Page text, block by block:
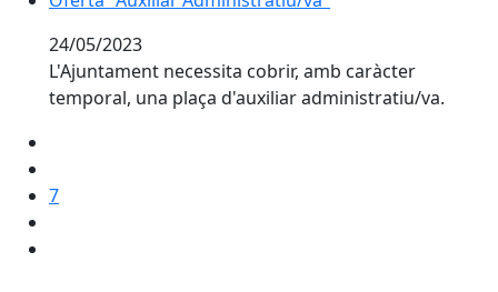
24/05/2023
L'Ajuntament necessita cobrir, amb caràcter
temporal, una plaça d'auxiliar administratiu/va.
7